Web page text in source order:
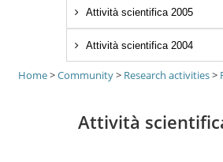
Attività scientifica 2005
Attività scientifica 2004
Home>Community> Research activities>
Attività